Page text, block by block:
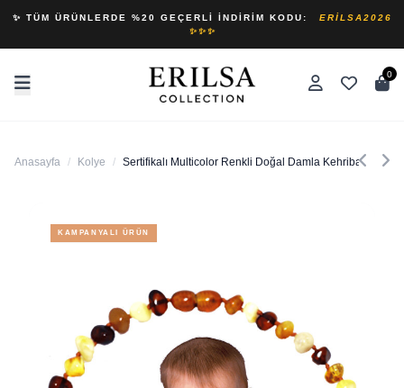
✨ TÜM ÜRÜNLERDE %20 GEÇERLI İNDIRIM KODU:
ERILSA2026
✨✨✨
0
Anasayfa / Kolye / Sertifikalı Multicolor Renkli Doğal Damla Kehribar Bebek
KAMPANYALI ÜRÜN